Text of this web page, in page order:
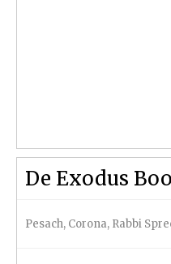
De Exodus
Pesach, Corona, Rabbi